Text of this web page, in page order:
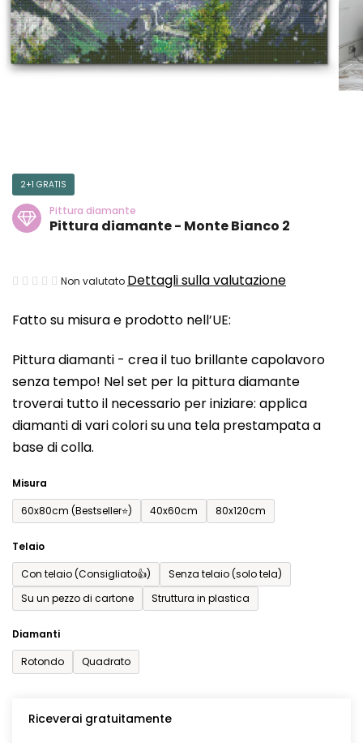
Fatto su misura e prodotto nell’UE:
Pittura diamanti - crea il tuo brillante capolavoro
senza tempo! Nel set per la pittura diamante
troverai tutto il necessario per iniziare: applica
diamanti di vari colori su una tela prestampata a
base di colla.
Misura
60x80cm (Bestseller⭐)
40x60cm 80x120cm
Telaio
Con telaio (Consigliato👍)
Senza telaio (solo tela)
Su un pezzo di cartone
Struttura in plastica
Diamanti
Rotondo
Quadrato
Riceverai gratuitamente
2+1 GRATIS
Pittura diamante
Pittura diamante - Monte Bianco 2
La
media
prodotto
è
0,0
su
5
Non valutato Dettagli sulla valutazione